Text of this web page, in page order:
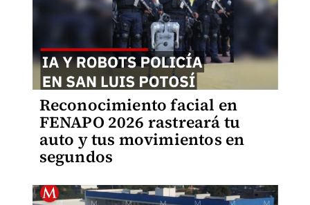
Reconocimiento facial en
FENAPO 2026 rastreará tu
auto y tus movimientos en
segundos